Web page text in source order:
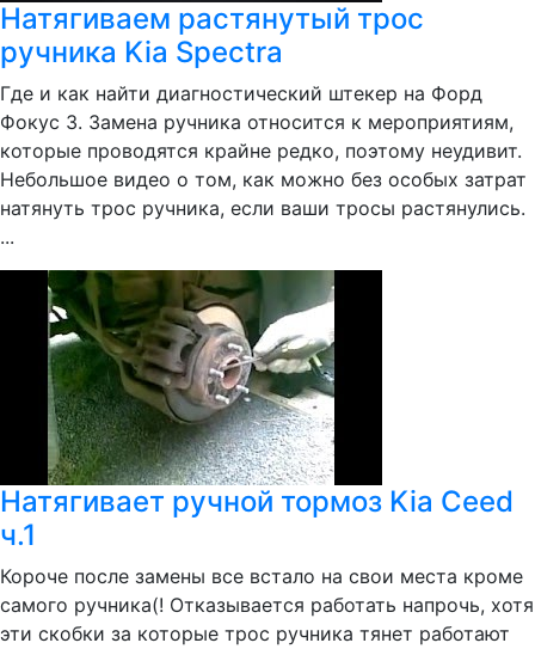
Натягиваем растянутый трос
ручника Kia Spectra
Где и как найти диагностический штекер на Форд
Фокус 3. Замена ручника относится к мероприятиям,
которые проводятся крайне редко, поэтому неудивит.
Небольшое видео о том, как можно без особых затрат
натянуть трос ручника, если ваши тросы растянулись.
...
Натягивает ручной тормоз Kia Ceed
ч.1
Короче после замены все встало на свои места кроме
самого ручника(! Отказывается работать напрочь, хотя
эти скобки за которые трос ручника тянет работают